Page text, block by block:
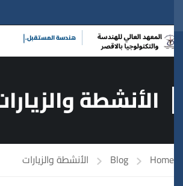
هندسة المستق|
الأنشطة والزيارات
Home
Blog الأنشطة والزيارات